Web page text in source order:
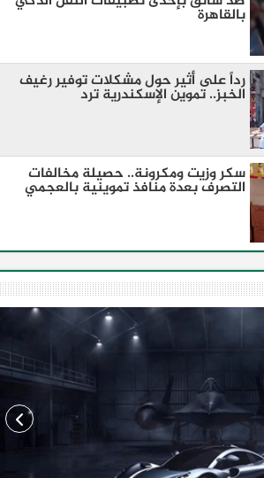
بالقاهرة
رداً على أثير حول مشكلات توفير رغيف
الخبز.. تموين الإسكندرية ترد
سكر وزيت ومكرونة.. حصيلة مخالفات
التصرف بعدة منافذ تموينية بالعجمي